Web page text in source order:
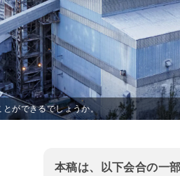
ができるでしょうか。
本稿は、以下会合の一部